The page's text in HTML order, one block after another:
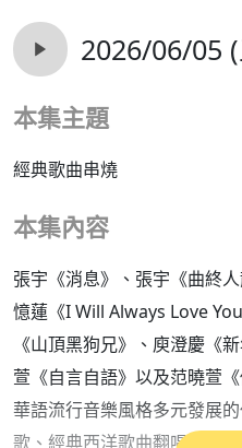
2026/06/05
本集主題
經典歌曲串燒
本集內容
張宇《消息》、張宇《曲終
憶蓮《I Will Always Love
《山頂黑狗兄》、庾澄慶《
萱《自言自語》以及范曉萱
華語流行音樂風格多元發展
歌、經典西洋歌曲翻唱，到